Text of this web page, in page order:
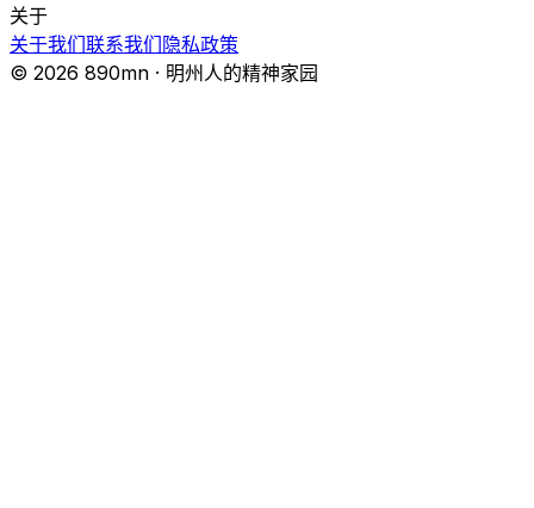
关于
关于我们联系我们隐私政策
© 2026 890mn · 明州人的精神家园